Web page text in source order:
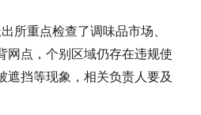
所重点检查了调味品市场、
网点，个别区域仍存在违规使
遮挡等现象，相关负责人要及